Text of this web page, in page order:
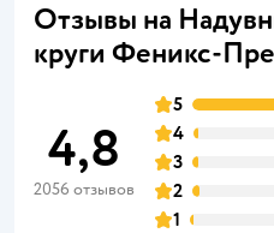
Отзывы на
круги Феникс-
4,8
2056 отзывов
5
4
3
2
1